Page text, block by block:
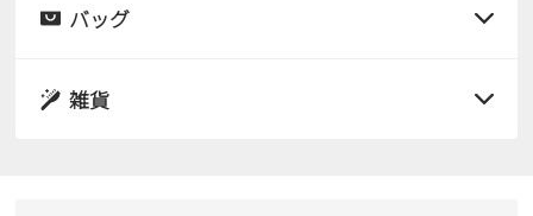
スニーカー
サンダル
サンダル
バッグ
雑貨